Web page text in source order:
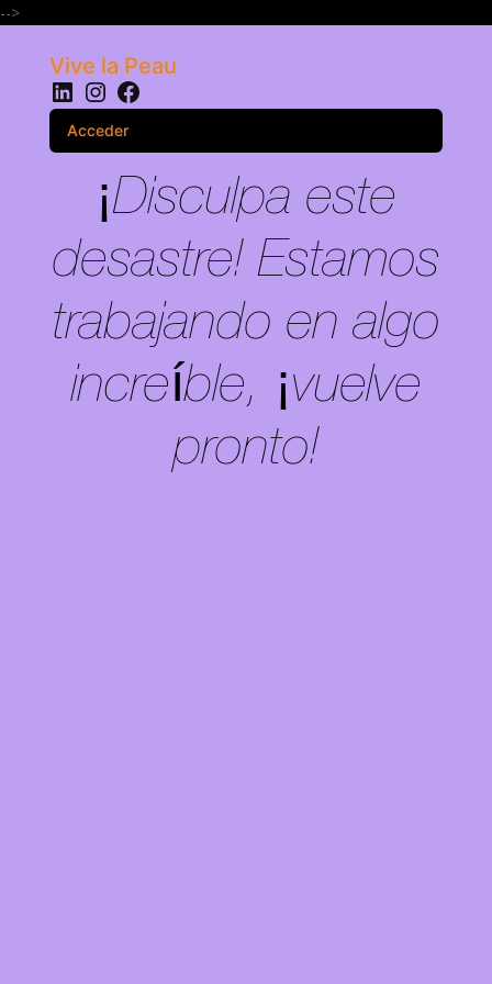
-->
Vive la Peau
LinkedIn
Instagram
Facebook
Acceder
¡Disculpa este
desastre! Estamos
trabajando en algo
increíble, ¡vuelve
pronto!